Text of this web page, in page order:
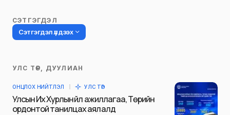
СЭТГЭГДЭЛ
Сэтгэгдэл үлдээх
Таны имэйл хаягийг нийтлэхгүй.
тэмдэглэсэн
УЛС ТӨР, ДУУЛИАН
ОНЦЛОХ НИЙТЛЭЛ УЛС ТӨР
Улсын Их Хурлын үйл ажиллагаа, Төрийн
ордонтой танилцах аялалд